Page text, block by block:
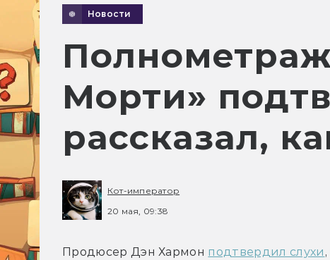
Новости
Морти»
рассказал,
Кот-император
20 мая, 09:38
Продюсер Дэн Хармон подтвердил слухи